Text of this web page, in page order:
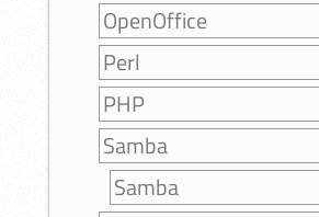
OpenOffice
Perl
PHP
Samba
Samba